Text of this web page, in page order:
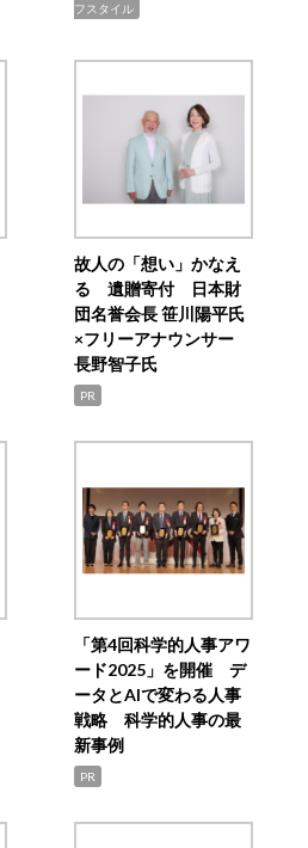
フスタイル
故人の「想い」かなえ
る 遺贈寄付 日本財
団名誉会長 笹川陽平氏
×フリーアナウンサー
長野智子氏
PR
「第4回科学的人事アワ
ード2025」を開催 デ
ータとAIで変わる人事
戦略 科学的人事の最
新事例
PR